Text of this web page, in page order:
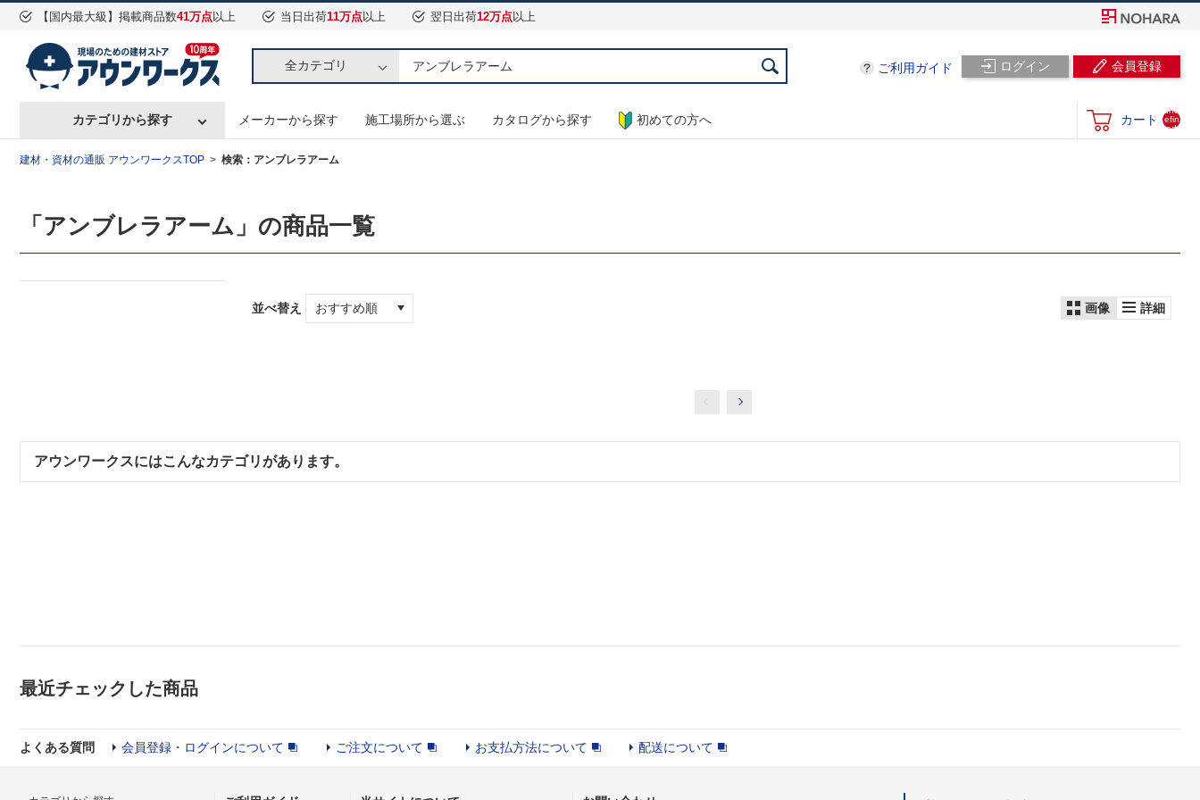
【国内最大級】掲載商品数41万点以上 当日出荷11万点以上 翌日出荷12万点以上
全カテゴリ ログイン 会員登録
ご利用ガイド
カテゴリから探す メーカーから探す 施工場所から選ぶ カタログから探す 初めての方へ カート
und
efin
ed
建材・資材の通販 アウンワークスTOP 検索：アンブレラアーム
「アンブレラアーム」の商品一覧
並べ替え 画像 詳細
アウンワークスにはこんなカテゴリがあります。
最近チェックした商品
よくある質問 会員登録・ログインについて ご注文について お支払方法について 配送について